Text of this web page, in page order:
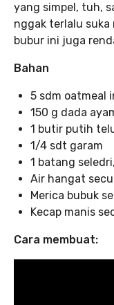
yang simpel, tuh,
nggak terlalu suka
bubur ini juga
Bahan
5 sdm oatmeal
150 g dada
1 butir putih
1/4 sdt garam
1 batang
Air hangat
Merica bubuk
Kecap manis
Cara membuat: